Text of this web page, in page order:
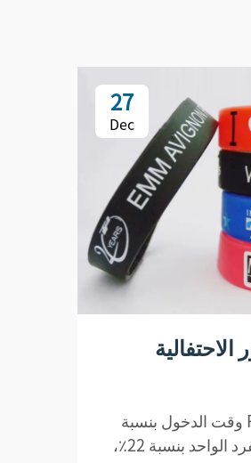
27
Dec
كيف تقلل أساور RFID وقت الدخول بنسبة
30٪، وترفع الإنفاق للفرد الواحد بنسبة 22٪،